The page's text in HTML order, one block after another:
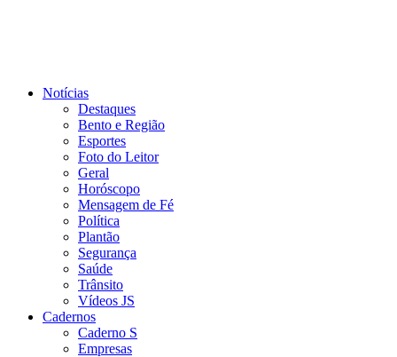
Notícias
Destaques
Bento e Região
Esportes
Foto do Leitor
Geral
Horóscopo
Mensagem de Fé
Política
Plantão
Segurança
Saúde
Trânsito
Vídeos JS
Cadernos
Caderno S
Empresas